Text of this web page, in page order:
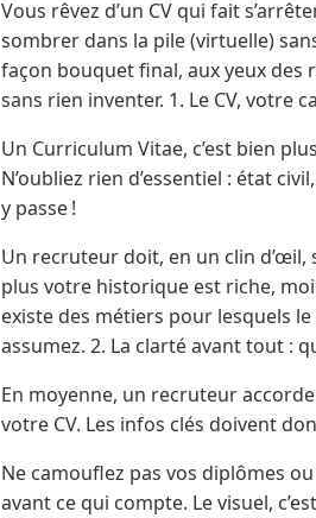
Vous rêvez d’un CV qui fait
sombrer dans la pile (virtuelle)
façon bouquet final, aux yeux des
sans rien inventer. 1. Le CV, votre
Un Curriculum Vitae, c’est bien
N’oubliez rien d’essentiel : état
y passe !
Un recruteur doit, en un clin d’œil,
plus votre historique est riche,
existe des métiers pour lesquels
assumez. 2. La clarté avant tout :
En moyenne, un recruteur
votre CV. Les infos clés doivent
Ne camouflez pas vos diplômes
avant ce qui compte. Le visuel,